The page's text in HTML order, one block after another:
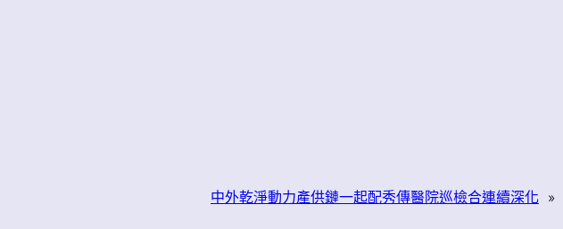
中外乾淨動力產供鏈一起配秀傳醫院巡檢合連續深化 »